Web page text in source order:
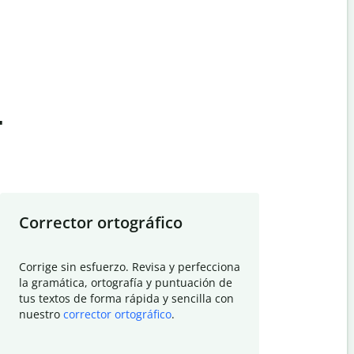
Corrector ortográfico
Corrige sin esfuerzo. Revisa y perfecciona
la gramática, ortografía y puntuación de
tus textos de forma rápida y sencilla con
nuestro corrector ortográfico.